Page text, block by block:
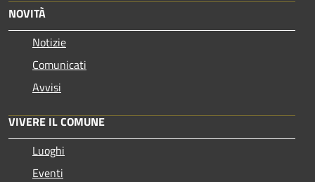
NOVITÀ
Notizie
Comunicati
Avvisi
VIVERE IL COMUNE
Luoghi
Eventi